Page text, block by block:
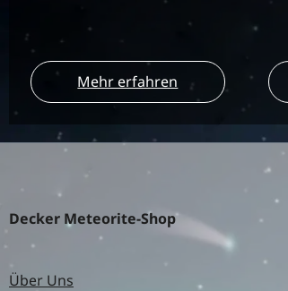
Mehr erfahren
Decker Meteorite-Shop
Über Uns